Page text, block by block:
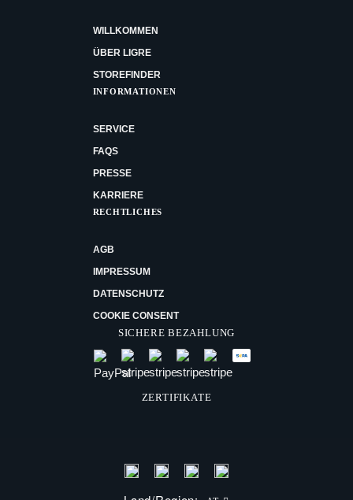
WILLKOMMEN
ÜBER LIGRE
STOREFINDER
INFORMATIONEN
SERVICE
FAQS
PRESSE
KARRIERE
RECHTLICHES
AGB
IMPRESSUM
DATENSCHUTZ
COOKIE CONSENT
SICHERE BEZAHLUNG
ZERTIFIKATE